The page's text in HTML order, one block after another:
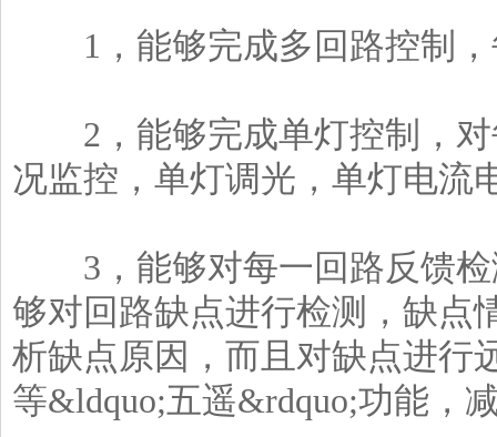
1，能够完成多回路控制，
2，能够完成单灯控制，对
况监控，单灯调光，单灯电流
3，能够对每一回路反馈检
够对回路缺点进行检测，缺点
析缺点原因，而且对缺点进行
等&ldquo;五遥&rdquo;功能，